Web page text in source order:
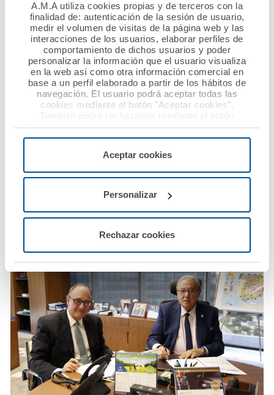
A.M.A utiliza cookies propias y de terceros con la
finalidad de: autenticación de la sesión de usuario,
medir el volumen de visitas de la página web y las
interacciones de los usuarios, elaborar perfiles de
comportamiento de dichos usuarios y poder
personalizar la información que el usuario visualiza
en la web así como otra información comercial en
base a un perfil elaborado a partir de los hábitos de
navegación. El usuario podrá aceptar todas las
cookies mediante el botón "Aceptar cookies".
También podrá rechazarlas mediante el botón
"Rechazar", donde se rechazarán todas las cookies
menos las necesarias para permitir el acceso a los
configurarlas usando el botón “Personalizar".
Aceptar cookies
Personalizar
Rechazar cookies